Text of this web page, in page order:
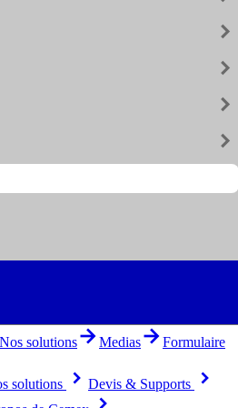
keyboard_arrow_right
keyboard_arrow_right
keyboard_arrow_right
keyboard_arrow_right
Nos solutionsarrow_forwardMediasarrow_forwardFormulaire
solutions keyboard_arrow_right Devis & Supports keyboard_arrow_right